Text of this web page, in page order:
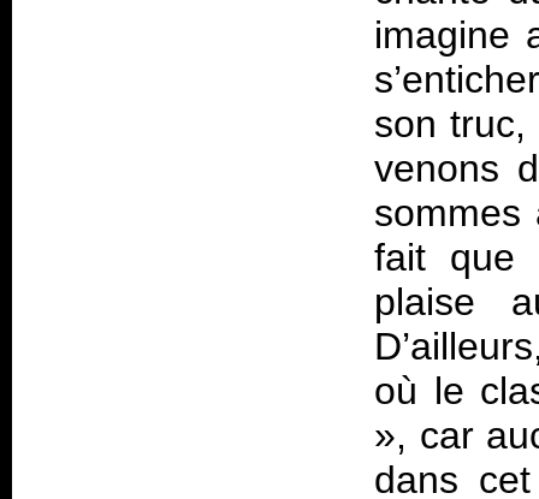
imagine
son truc,
venons
sommes
fait que
plaise
où le
», car
dans